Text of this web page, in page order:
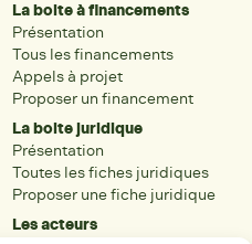
La boite à financements
Présentation
Tous les financements
Appels à projet
Proposer un financement
La boite juridique
Présentation
Toutes les fiches juridiques
Proposer une fiche juridique
Les acteurs